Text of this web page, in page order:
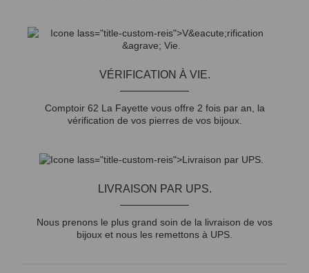
VÉRIFICATION À VIE.
Comptoir 62 La Fayette vous offre 2 fois par an, la
vérification de vos pierres de vos bijoux.
LIVRAISON PAR UPS.
Nous prenons le plus grand soin de la livraison de vos
bijoux et nous les remettons à UPS.